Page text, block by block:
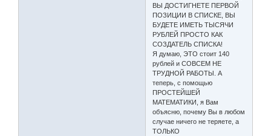
ВЫ ДОСТИГНЕТЕ ПЕРВОЙ
ПОЗИЦИИ В СПИСКЕ, ВЫ
БУДЕТЕ ИМЕТЬ ТЫСЯЧИ
РУБЛЕЙ ПРОСТО КАК
СОЗДАТЕЛЬ СПИСКА!
Я думаю, ЭТО стоит 140
рублей и СОВСЕМ НЕ
ТРУДНОЙ РАБОТЫ. А
теперь, с помощью
ПРОСТЕЙШЕЙ
МАТЕМАТИКИ, я Вам
объясню, почему Вы в любом
случае ничего не теряете, а
ТОЛЬКО